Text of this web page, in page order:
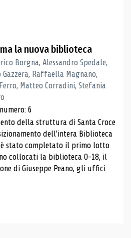
la nuova biblioteca
Borgna, Alessandro Spedale,
Raffaella Magnano,
Matteo Corradini, Stefania
6
della struttura di Santa Croce
dell'intera Biblioteca
è stato completato il primo lotto
collocati la biblioteca 0-18, il
di Giuseppe Peano, gli uffici